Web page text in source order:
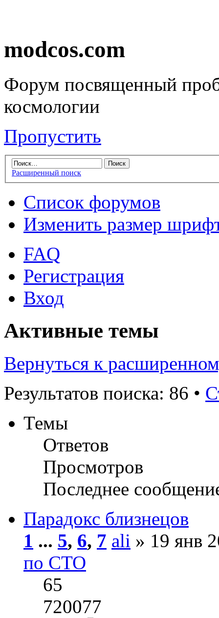
modcos.com
Форум посвященный
космологии
Пропустить
Расширенный поиск
Список форумов
Изменить размер
FAQ
Регистрация
Вход
Активные темы
Вернуться к
Результатов поиска: 86 •
Темы
Ответов
Просмотров
Последнее
Парадокс близнецов
1 ... 5, 6, 7 ali » 19 янв
по СТО
65
720077